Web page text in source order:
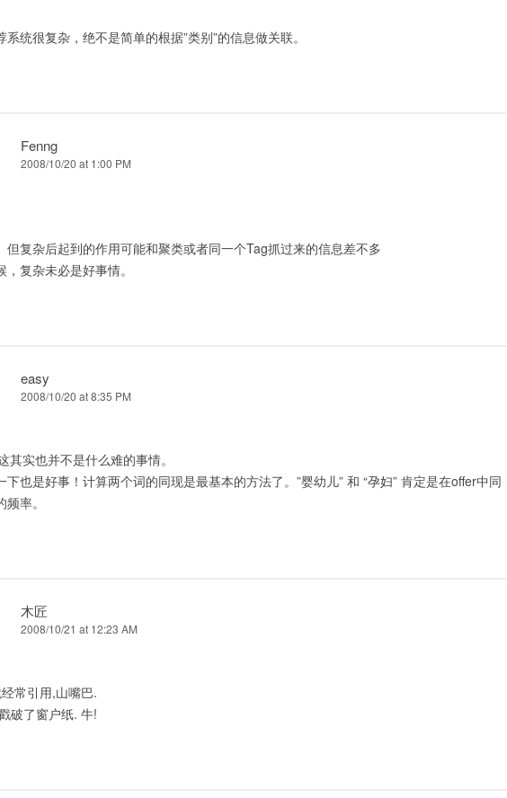
系统很复杂，绝不是简单的根据”类别”的信息做关联。
Fenng
2008/10/20 at 1:00 PM
但复杂后起到的作用可能和聚类或者同一个Tag抓过来的信息差不多
，复杂未必是好事情。
easy
2008/10/20 at 8:35 PM
其实也并不是什么难的事情。
下也是好事！计算两个词的同现是最基本的方法了。”婴幼儿” 和 “孕妇” 肯定是在offer中同
率。
木匠
2008/10/21 at 12:23 AM
常引用,山嘴巴.
破了窗户纸. 牛!